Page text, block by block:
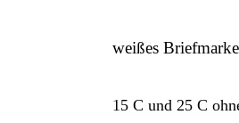
weißes
15 C und 25 C